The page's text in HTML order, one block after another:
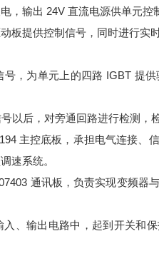
，输出 24V 直流电源供单元控
板提供控制信号，同时进行
号，为单元上的四路 IGBT 提
以后，对旁通回路进行检测，
主控底板，承担电气连接
速系统。
通讯板，负责实现变频
、输出电路中，起到开关和